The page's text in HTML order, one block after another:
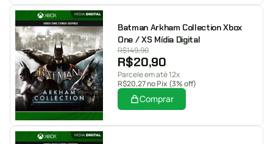
Batman Arkham Collection Xbox
One / XS Mídia Digital
R$149,90
R$20,90
Parcele em até 12x
R$20,27no Pix (3% off)
Comprar